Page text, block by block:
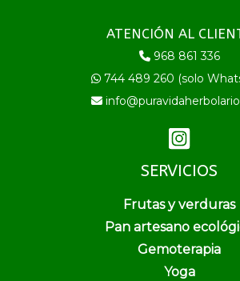
ATENCIÓN AL
968 861 336
744 489 260 (solo
SERVICIOS
Frutas y verduras
Pan artesano
Gemoterapia
Yoga